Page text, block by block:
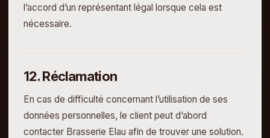
l’accord d’un représentant légal lorsque cela est
nécessaire.
12. Réclamation
En cas de difficulté concernant l’utilisation de ses
données personnelles, le client peut d’abord
contacter Brasserie Elau afin de trouver une solution.